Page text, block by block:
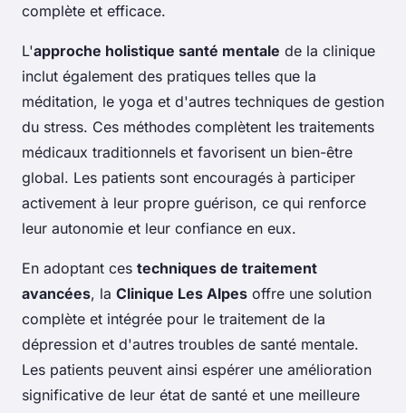
complète et efficace.
L'approche holistique santé mentale de la clinique
inclut également des pratiques telles que la
méditation, le yoga et d'autres techniques de gestion
du stress. Ces méthodes complètent les traitements
médicaux traditionnels et favorisent un bien-être
global. Les patients sont encouragés à participer
activement à leur propre guérison, ce qui renforce
leur autonomie et leur confiance en eux.
En adoptant ces techniques de traitement
avancées, la Clinique Les Alpes offre une solution
complète et intégrée pour le traitement de la
dépression et d'autres troubles de santé mentale.
Les patients peuvent ainsi espérer une amélioration
significative de leur état de santé et une meilleure